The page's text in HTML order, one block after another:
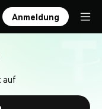
Anmeldung
auf